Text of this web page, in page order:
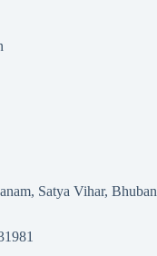
Satya Vihar,